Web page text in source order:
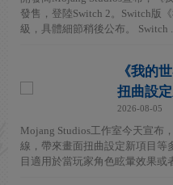
發售，登陸Switch 2。Switch版
級，具體細節稍後公布。 Switch
《我的
扭曲設
2026-08-05
Mojang Studios工作室今天宣布
線，帶來畫面扭曲設定新項目等
目適用於當玩家角色眩暈效果或